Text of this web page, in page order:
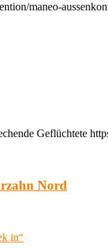
maneo-
Geflüchtete
Nord
in“